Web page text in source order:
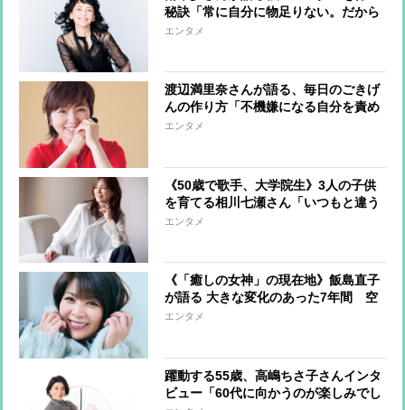
秘訣「常に自分に物足りない。だから
人生に前向きというか前のめり」
エンタメ
渡辺満里奈さんが語る、毎日のごきげ
んの作り方「不機嫌になる自分を責め
る必要はないけれど、なぜそうなった
エンタメ
《50歳で歌手、大学院生》3人の子供
を育てる相川七瀬さん「いつもと違う
人間関係を持っておくことは、自分を
エンタメ
《「癒しの女神」の現在地》飯島直子
が語る 大きな変化のあった7年間 空
っぽになった心から前を向くきっかけ
エンタメ
躍動する55歳、高嶋ちさ子さんインタ
ビュー「60代に向かうのが楽しみでし